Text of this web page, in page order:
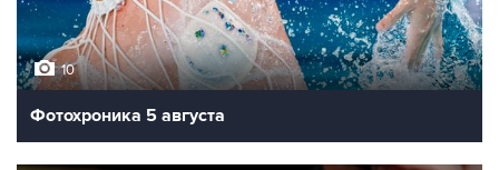
10
Фотохроника 5 августа